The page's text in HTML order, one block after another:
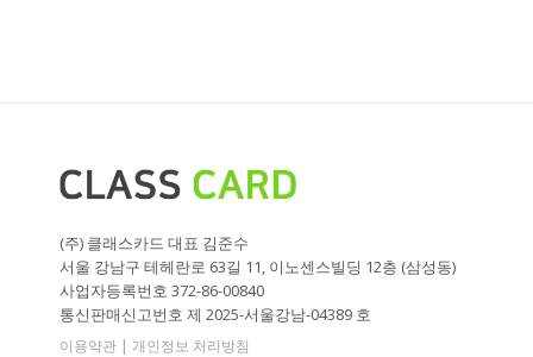
(주) 클래스카드 대표 김준수
서울 강남구 테헤란로 63길 11, 이노센스빌딩 12층 (삼성동)
사업자등록번호 372-86-00840
통신판매신고번호 제 2025-서울강남-04389 호
이용약관 | 개인정보 처리방침